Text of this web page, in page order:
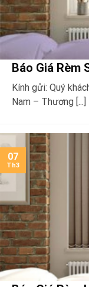
Báo Giá Rèm
Kính gửi: Quý
Nam – Thương [...]
07
Th3